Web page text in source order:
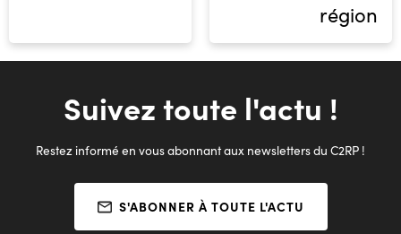
région
Suivez toute l'actu !
Restez informé en vous abonnant aux newsletters du C2RP !
S'ABONNER À TOUTE L'ACTU